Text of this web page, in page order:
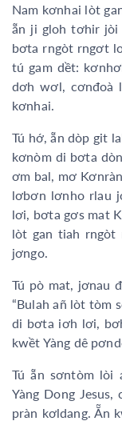
Nam kơnhai lòt
ẵn ji gloh tơhir jòi
bơta rngòt rngơt
tú gam dềt:
dơh wơl, cơnđoà
kơnhai.
Tú hớ, ẵn dòp git
kơnòm di bơta
ơm bal, mơ
lơbơn lơnho rlau
lơi, bơta gơs mat
lòt gan tiah rngòt
jơngo.
Tú pò mat, jơnau
“Bulah añ lòt tòm
di bơta iơh lơi,
kwềt Yàng dê
Tú ẵn sơntòm lòi
Yàng Dong
pràn kơldang. Ẵn